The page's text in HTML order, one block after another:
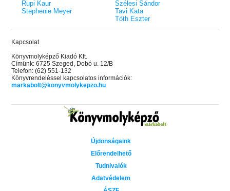
Rupi Kaur
Stephenie Meyer
Szélesi Sándor
Tavi Kata
Tóth Eszter
Kapcsolat
Könyvmolyképző Kiadó Kft.
Címünk: 6725 Szeged, Dobó u. 12/B
Telefon: (62) 551-132
Könyvrendeléssel kapcsolatos információk:
markabolt@konyvmolykepzo.hu
Újdonságaink
Előrendelhető
Tudnivalók
Adatvédelem